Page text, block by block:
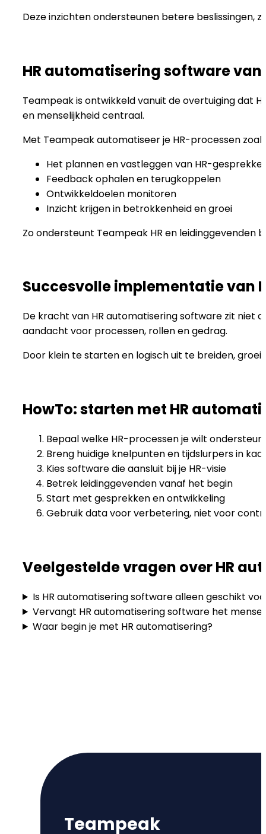
Deze inzichten ondersteunen betere beslissingen,
HR automatisering software
Teampeak is ontwikkeld vanuit de overtuiging dat
en menselijkheid centraal.
Met Teampeak automatiseer je HR-processen
Het plannen en vastleggen van HR-
Feedback ophalen en terugkoppelen
Ontwikkeldoelen monitoren
Inzicht krijgen in betrokkenheid en groei
Zo ondersteunt Teampeak HR en
Succesvolle implementatie van
De kracht van HR automatisering software zit niet
aandacht voor processen, rollen en gedrag.
Door klein te starten en logisch uit te breiden,
HowTo: starten met HR
Bepaal welke HR-processen je wilt
Breng huidige knelpunten en tijdslurpers in
Kies software die aansluit bij je HR-visie
Betrek leidinggevenden vanaf het begin
Start met gesprekken en ontwikkeling
Gebruik data voor verbetering, niet voor
Veelgestelde vragen over HR
Is HR automatisering software alleen geschikt
Vervangt HR automatisering software het
Waar begin je met HR automatisering?
Teampeak